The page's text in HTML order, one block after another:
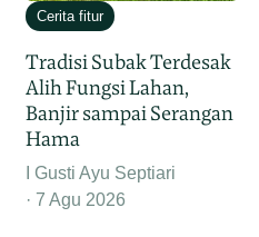
Cerita fitur
Tradisi Subak Terdesak
Alih Fungsi Lahan,
Banjir sampai Serangan
Hama
I Gusti Ayu Septiari
7 Agu 2026